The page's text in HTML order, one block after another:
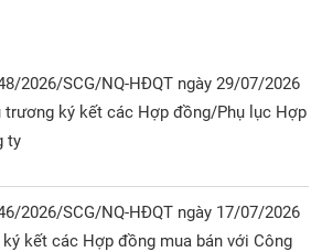
2026/SCG/NQ-HĐQT ngày 29/07/2026
trương ký kết các Hợp đồng/Phụ lục Hợp
ty
2026/SCG/NQ-HĐQT ngày 17/07/2026
kết các Hợp đồng mua bán với Công